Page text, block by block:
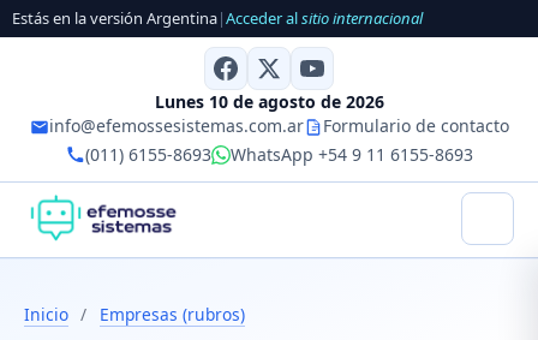
Estás en la versión Argentina|Acceder alsitio internacional
Lunes 10 de agosto de 2026
info@efemossesistemas.com.ar
Formulario de contacto
(011) 6155-8693
WhatsApp +54 9 11 6155-8693
Inicio / Empresas (rubros)